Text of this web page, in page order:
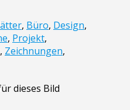
, Büro, Design,
, Projekt,
, Zeichnungen,
dieses Bild